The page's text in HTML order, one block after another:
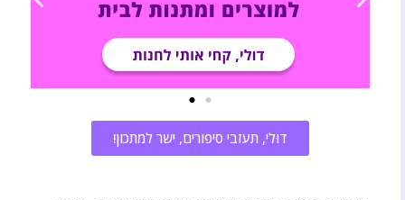
דוּלי, תעזבי סיפורים, ישר למתכון!